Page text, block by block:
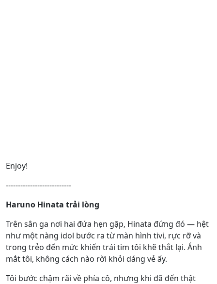
Enjoy!
---------------------------
Haruno Hinata trải lòng
Trên sân ga nơi hai đứa hẹn gặp, Hinata đứng đó ― hệt
như một nàng idol bước ra từ màn hình tivi, rực rỡ và
trong trẻo đến mức khiến trái tim tôi khẽ thắt lại. Ánh
mắt tôi, không cách nào rời khỏi dáng vẻ ấy.
Tôi bước chậm rãi về phía cô, nhưng khi đã đến thật